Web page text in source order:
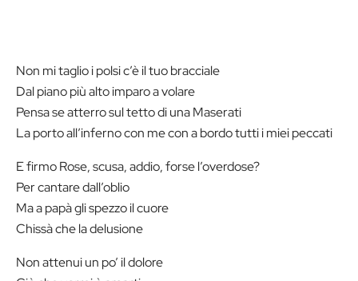
Non mi taglio i polsi c’è il tuo bracciale
Dal piano più alto imparo a volare
Pensa se atterro sul tetto di una Maserati
La porto all’inferno con me con a bordo tutti i miei peccati
E firmo Rose, scusa, addio, forse l’overdose?
Per cantare dall’oblio
Ma a papà gli spezzo il cuore
Chissà che la delusione
Non attenui un po’ il dolore